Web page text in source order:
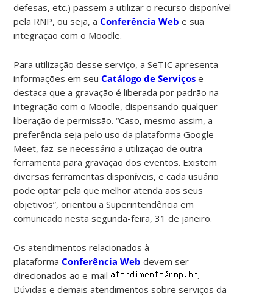
defesas, etc.) passem a utilizar o recurso disponível
pela RNP, ou seja, aConferência Web e sua
integração com o Moodle.
Para utilização desse serviço, a SeTIC apresenta
informações em seuCatálogo de Serviços e
destaca que a gravação é liberada por padrão na
integração com o Moodle, dispensando qualquer
liberação de permissão. “Caso, mesmo assim, a
preferência seja pelo uso da plataforma Google
Meet, faz-se necessário a utilização de outra
ferramenta para gravação dos eventos. Existem
diversas ferramentas disponíveis, e cada usuário
pode optar pela que melhor atenda aos seus
objetivos”, orientou a Superintendência em
comunicado nesta segunda-feira, 31 de janeiro.
Os atendimentos relacionados à
plataformaConferência Web devem ser
direcionados ao e-mail
.
Dúvidas e demais atendimentos sobre serviços da